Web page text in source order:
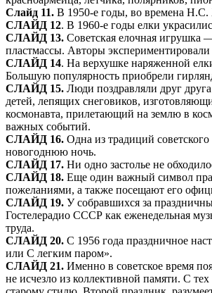
Слайд 11. В 1950-е годы, во времена Н.С.
СЛАЙД 12. В 1960-е годы елки
СЛАЙД 13. Советская елочная игрушка
пластмассы. Авторы
СЛАЙД 14. На верхушке наряженной
Большую популярность приобрели
СЛАЙД 15. Люди поздравляли друг
детей, лепящих снеговиков,
космонавта, прилетающий на землю в
важных событий.
СЛАЙД 16. Одна из традиций
новогоднюю ночь.
СЛАЙД 17. Ни одно застолье не
СЛАЙД 18. Еще один важный символ
пожеланиями, а также посещают его
СЛАЙД 19. У собравшихся за
Гостелерадио СССР как еженедельная
труда.
СЛАЙД 20. С 1956 года праздничное
или С легким паром».
СЛАЙД 21. Именно в советское время
не исчезло из коллективной памяти. С